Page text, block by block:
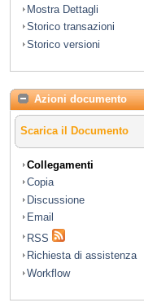
Mostra Dettagli
Storico transazioni
Storico versioni
Azioni documento
Scarica il Documento
Collegamenti
Copia
Discussione
Email
RSS
Richiesta di assistenza
Workflow